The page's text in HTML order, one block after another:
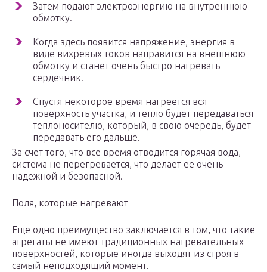
Затем подают электроэнергию на внутреннюю
обмотку.
Когда здесь появится напряжение, энергия в
виде вихревых токов направится на внешнюю
обмотку и станет очень быстро нагревать
сердечник.
Спустя некоторое время нагреется вся
поверхность участка, и тепло будет передаваться
теплоносителю, который, в свою очередь, будет
передавать его дальше.
За счет того, что все время отводится горячая вода,
система не перегревается, что делает ее очень
надежной и безопасной.
Поля, которые нагревают
Еще одно преимущество заключается в том, что такие
агрегаты не имеют традиционных нагревательных
поверхностей, которые иногда выходят из строя в
самый неподходящий момент.